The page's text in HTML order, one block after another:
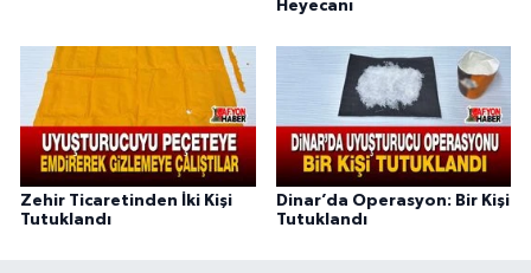
Heyecanı
Zehir Ticaretinden İki Kişi
Tutuklandı
Dinar’da Operasyon: Bir Kişi
Tutuklandı